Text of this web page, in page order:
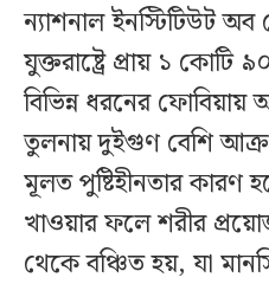
ন্যাশনাল ইনস্টিটিউট অব
যুক্তরাষ্ট্রে প্রায় ১ কোটি
বিভিন্ন ধরনের ফোবিয়ায়
তুলনায় দুইগুণ বেশি
মূলত পুষ্টিহীনতার কারণ
খাওয়ার ফলে শরীর
থেকে বঞ্চিত হয়, যা